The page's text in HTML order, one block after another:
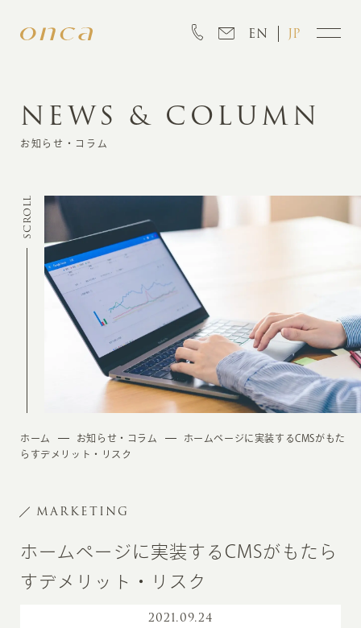
EN JP
INFORMATION
CREATION
MARKETING
NEWS & COLUMN
お知らせ・コラム
SCROLL
ホーム お知らせ・コラム
ホームページに実装するCMSがもた
らすデメリット・リスク
MARKETING
ホームページに実装するCMSがもたら
すデメリット・リスク
2021.09.24